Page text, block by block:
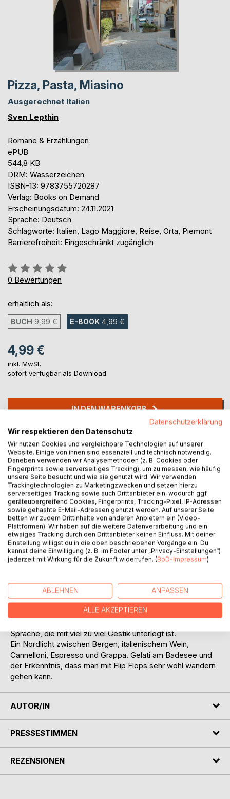
Pizza, Pasta, Miasino
Ausgerechnet Italien
Sven Lepthin
Romane & Erzählungen
ePUB
544,8 KB
DRM: Wasserzeichen
ISBN-13: 9783755720287
Verlag: Books on Demand
Erscheinungsdatum: 24.11.2021
Sprache: Deutsch
Schlagworte: Italien, Lago Maggiore, Reise, Orta, Piemont
Barrierefreiheit: Eingeschränkt zugänglich
Bewertung::
0%
0 Bewertungen
erhältlich als:
BUCH 9,99 € E-BOOK 4,99 €
4,99 €
inkl. MwSt.
sofort verfügbar als Download
IN DEN WARENKORB
Auf die Merkliste
Titel bewerten
BESCHREIBUNG
Italien. Ausgerechnet Italien. Hätte mir jemand am Anfang
Norddeutscher denn ausgerechnet in Italien? Aber es kam
anders und statt in mein geliebtes Dänemark, sollte es im
Sommer nun mit der Familie nach Italien gehen. Pizza,
Sprache, die mit viel zu viel Gestik unterlegt ist.
Ein Nordlicht zwischen Bergen, italienischem Wein,
Cannelloni, Espresso und Grappa. Gelati am Badesee und
der Erkenntnis, dass man mit Flip Flops sehr wohl wandern
gehen kann.
AUTOR/IN
PRESSESTIMMEN
REZENSIONEN
Datenschutzerklärung
Wir respektieren den Datenschutz
Wir nutzen Cookies und vergleichbare Technologien auf unserer
Website. Einige von ihnen sind essenziell und technisch notwendig.
Daneben verwenden wir Analysemethoden (z. B. Cookies oder
Fingerprints sowie serverseitiges Tracking), um zu messen, wie häufig
unsere Seite besucht und wie sie genutzt wird. Wir verwenden
Trackingtechnologien zu Marketingzwecken und setzen hierzu
serverseitiges Tracking sowie auch Drittanbieter ein, wodurch ggf.
geräteübergreifend Cookies, Fingerprints, Tracking-Pixel, IP-Adressen
sowie gehashte E-Mail-Adressen genutzt werden. Auf unserer Seite
betten wir zudem Drittinhalte von anderen Anbietern ein (Video-
Plattformen). Wir haben auf die weitere Datenverarbeitung und ein
etwaiges Tracking durch den Drittanbieter keinen Einfluss. Mit deiner
Einstellung willigst du in die oben beschriebenen Vorgänge ein. Du
kannst deine Einwilligung (z. B. im Footer unter „Privacy-Einstellungen“)
jederzeit mit Wirkung für die Zukunft widerrufen. (BoD-Impressum)
ABLEHNEN ANPASSEN
ALLE AKZEPTIEREN